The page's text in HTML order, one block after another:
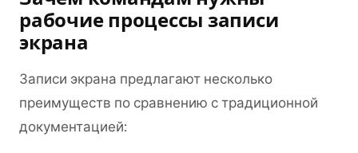
рабочие процессы записи
экрана
Записи экрана предлагают несколько
преимуществ по сравнению с традиционной
документацией: